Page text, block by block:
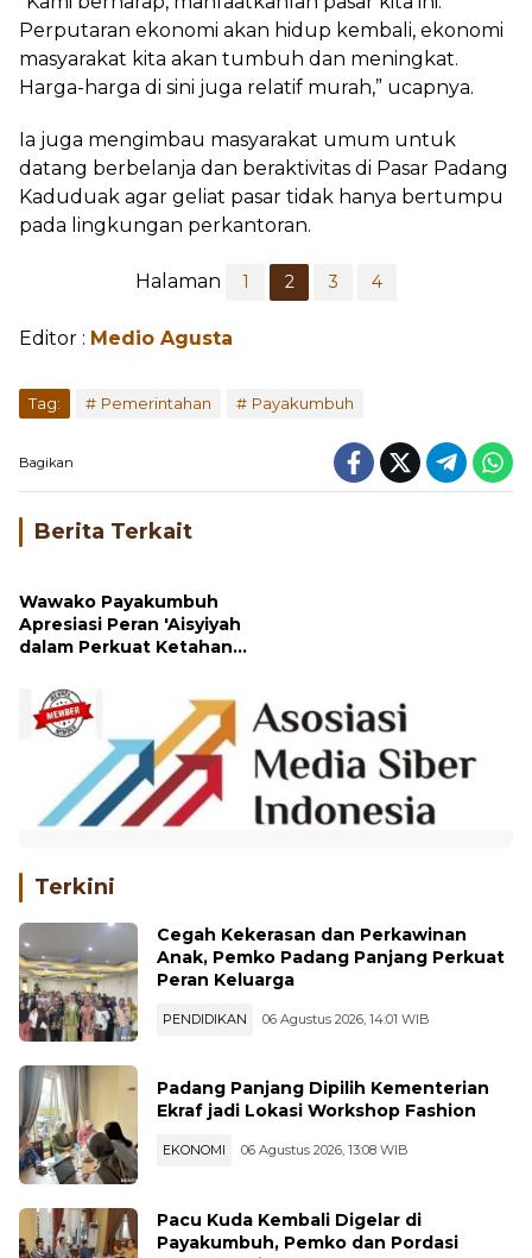
Perputaran ekonomi akan hidup kembali, ekonomi
masyarakat kita akan tumbuh dan meningkat.
Harga-harga di sini juga relatif murah,” ucapnya.
Ia juga mengimbau masyarakat umum untuk
datang berbelanja dan beraktivitas di Pasar Padang
Kaduduak agar geliat pasar tidak hanya bertumpu
pada lingkungan perkantoran.
Halaman 1 2 3 4
Editor : Medio Agusta
Tag: Payakumbuh
Bagikan
Wawako Payakumbuh
dalam Perkuat Ketahanan
Pangan Nasional
Terkini
Cegah Kekerasan dan Perkawinan
Anak, Pemko Padang Panjang Perkuat
Peran Keluarga
Padang Panjang Dipilih Kementerian
Ekraf jadi Lokasi Workshop Fashion